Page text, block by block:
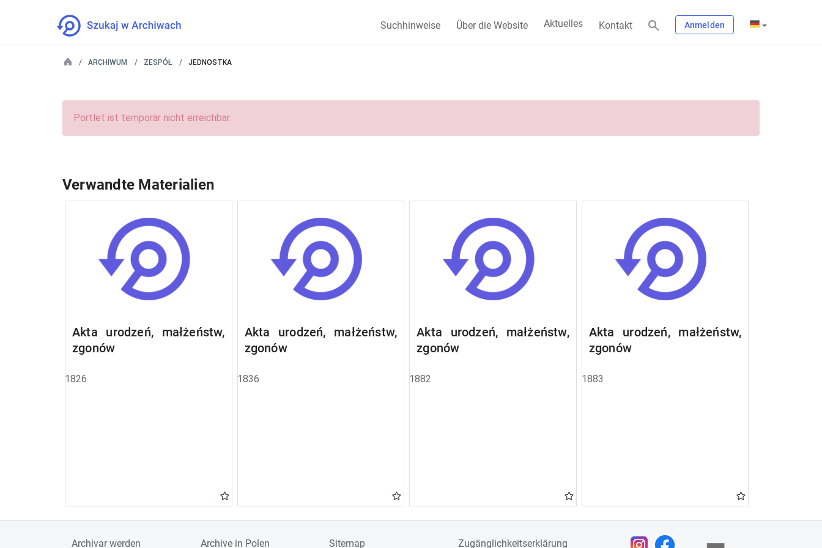
Suchhinweise Über die Website Aktuelles Kontakt Anmelden
ARCHIWUM ZESPÓŁ JEDNOSTKA
Portlet ist temporär nicht erreichbar.
Verwandte Materialien
Akta urodzeń, małżeństw,
zgonów
1826
Akta urodzeń, małżeństw,
zgonów
1836
Akta urodzeń, małżeństw,
zgonów
1882
Akta urodzeń, małżeństw,
zgonów
1883
Archivar werden Archive in Polen Sitemap Zugänglichkeitserklärung